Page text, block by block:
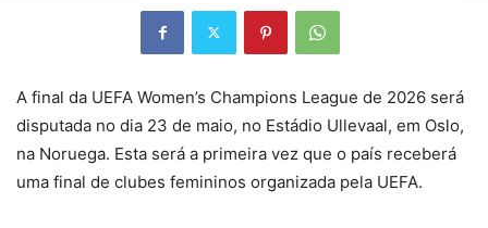
A final da UEFA Women’s Champions League de 2026 será
disputada no dia 23 de maio, no Estádio Ullevaal, em Oslo,
na Noruega. Esta será a primeira vez que o país receberá
uma final de clubes femininos organizada pela UEFA.